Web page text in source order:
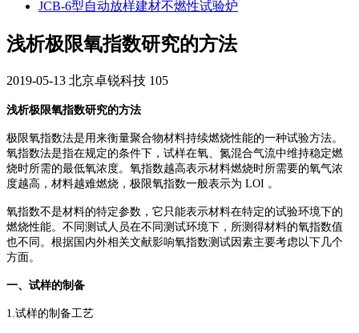
JCB-6型自动放样建材不燃性试验炉
浅析极限氧指数研究的方法
2019-05-13 北京卓锐科技 105
浅析极限氧指数研究的方法
极限氧指数法是用来衡量聚合物材料持续燃烧性能的一种试验方法。
氧指数法是指在规定的条件下，试样在氧、氮混合气流中维持稳定燃
烧时所需的最低氧浓度。氧指数越高表示材料燃烧时所需要的氧气浓
度越高，材料越难燃烧，极限氧指数一般表示为 LOI 。
氧指数不是材料的特定参数，它只能表示材料在特定的试验环境下的
燃烧性能。不同测试人员在不同测试环境下，所测得材料的氧指数值
也不同。根据国内外相关文献影响氧指数测试因素主要考虑以下几个
方面。
一、试样的制备
1.试样的制备工艺